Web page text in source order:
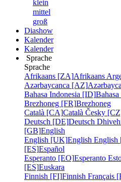
klein
mittel
groß
Diashow
Kalender
Kalender
Sprache
Sprache
Afrikaans [ZA]Afrikaans
Azərbaycanca [AZ]
Bahasa Indonesia [ID]
Brezhoneg [FR]Brezhoneg
Català [CA]Català Česky
Deutsch [DE]Deutsch
[GB]English
English [UK]English English
[ES]Español
Esperanto [EO]Esperanto
[ES]Euskara
Finnish [FI]Finnish Français